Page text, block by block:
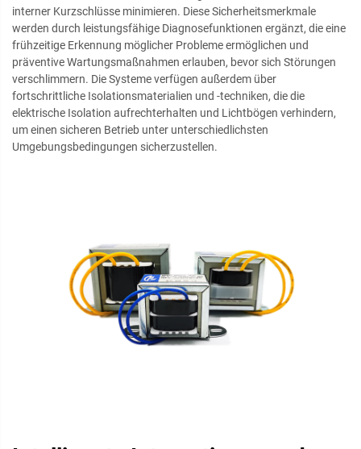
interner Kurzschlüsse minimieren. Diese Sicherheitsmerkmale
werden durch leistungsfähige Diagnosefunktionen ergänzt, die eine
frühzeitige Erkennung möglicher Probleme ermöglichen und
präventive Wartungsmaßnahmen erlauben, bevor sich Störungen
verschlimmern. Die Systeme verfügen außerdem über
fortschrittliche Isolationsmaterialien und -techniken, die die
elektrische Isolation aufrechterhalten und Lichtbögen verhindern,
um einen sicheren Betrieb unter unterschiedlichsten
Umgebungsbedingungen sicherzustellen.